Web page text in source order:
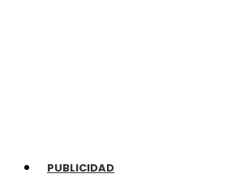
PUBLICIDAD